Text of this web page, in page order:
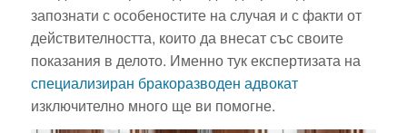
запознати с особеностите на случая и с факти от
действителността, които да внесат със своите
показания в делото. Именно тук експертизата на
специализиран бракоразводен адвокат
изключително много ще ви помогне.